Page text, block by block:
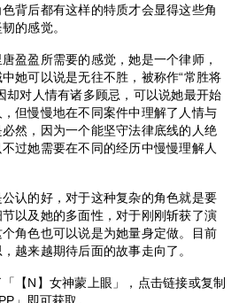
背后都有这样的特质才会显得这些角
的感觉。
盈盈所需要的感觉，她是一个律师，
她可以说是无往不胜，被称作“常胜将
却对人情有诸多顾忌，可以说她最开始
但慢慢地在不同案件中理解了人情与
然，因为一个能坚守法律底线的人绝
过她需要在不同的经历中慢慢理解人
认的好，对于这种复杂的角色就是要
以及她的多面性，对于刚刚斩获了演
角色也可以说是为她量身定做。目前
越来越期待后面的故事走向了。
【N】女神蒙上眼」，点击链接或复制